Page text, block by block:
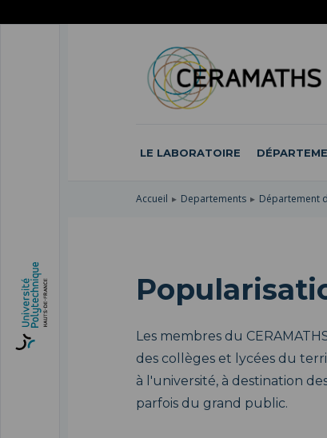
LE LABORATOIRE
Accueil Departements Département
Les membres du
des collèges et lycées du
à l'université, à destination
parfois du grand public.